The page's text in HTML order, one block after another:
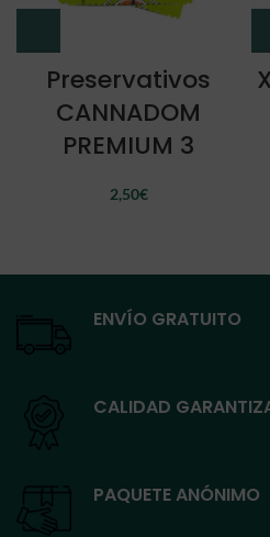
Preservativos
CANNADOM
PREMIUM 3
2,50€
ENVÍO GRATUITO
CALIDAD
PAQUETE ANÓNIMO